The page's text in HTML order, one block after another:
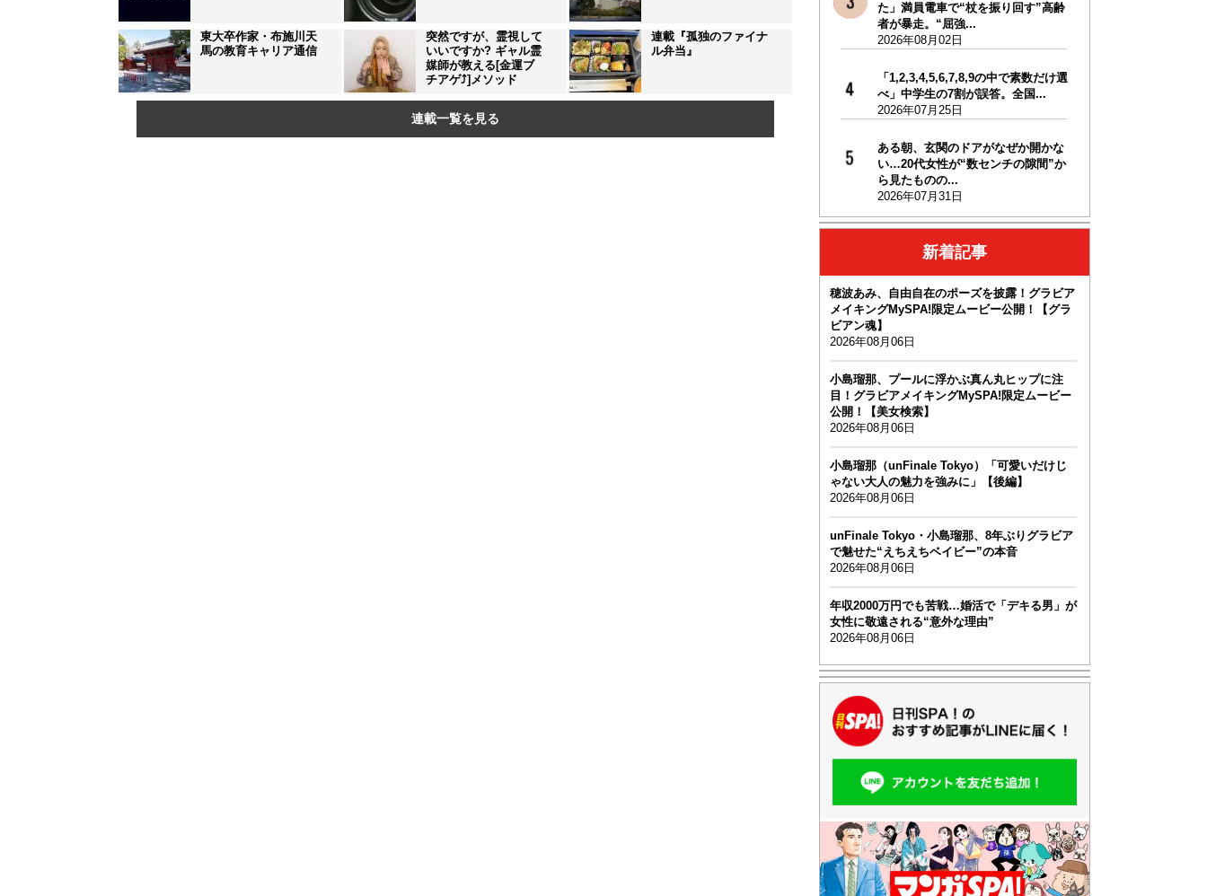
東大卒作家・布施川天
馬の教育キャリア通信
突然ですが、霊視して
いいですか? ギャル霊
媒師が教える[金運ブ
チアゲ⤴]メソッド
連載『孤独のファイナ
ル弁当』
連載一覧を見る
た」満員電車で“杖を振り回す”高齢
者が暴走。“屈強...
2026年08月02日
「1,2,3,4,5,6,7,8,9の中で素数だけ選
べ」中学生の7割が誤答。全国...
2026年07月25日
ある朝、玄関のドアがなぜか開かな
い…20代女性が“数センチの隙間”か
ら見たものの...
2026年07月31日
新着記事
穂波あみ、自由自在のポーズを披露！グラビア
メイキングMySPA!限定ムービー公開！【グラ
ビアン魂】
2026年08月06日
小島瑠那、プールに浮かぶ真ん丸ヒップに注
目！グラビアメイキングMySPA!限定ムービー
公開！【美女検索】
2026年08月06日
小島瑠那（unFinale Tokyo）「可愛いだけじ
ゃない大人の魅力を強みに」【後編】
2026年08月06日
unFinale Tokyo・小島瑠那、8年ぶりグラビア
で魅せた“えちえちベイビー”の本音
2026年08月06日
年収2000万円でも苦戦…婚活で「デキる男」が
女性に敬遠される“意外な理由”
2026年08月06日